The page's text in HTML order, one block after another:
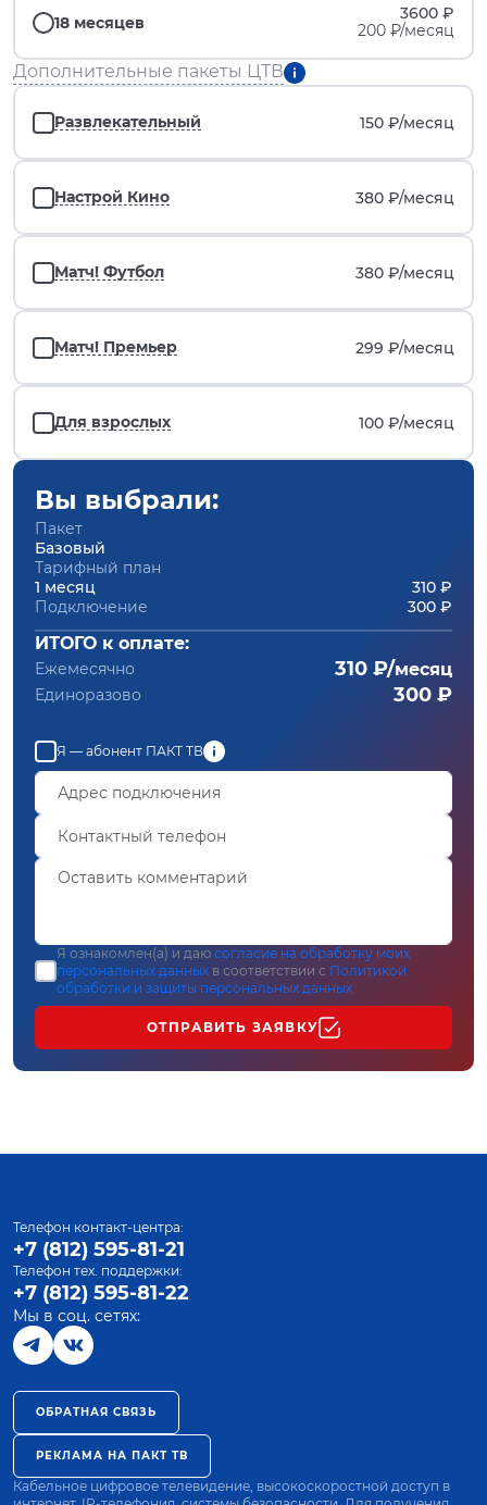
18 месяцев
3600 ₽
200 ₽/месяц
Дополнительные пакеты ЦТВ
Развлекательный 150 ₽/месяц
Настрой Кино 380 ₽/месяц
Матч! Футбол 380 ₽/месяц
Матч! Премьер 299 ₽/месяц
Для взрослых 100 ₽/месяц
Вы выбрали:
Пакет
Базовый
Тарифный план
1 месяц
310 ₽
Подключение
300 ₽
ИТОГО к оплате:
Ежемесячно 310 ₽/месяц
Единоразово 300 ₽
Я — абонент ПАКТ ТВ
Я ознакомлен(а) и даю согласие на обработку моих
персональных данных в соответствии с Политикой
обработки и защиты персональных данных
ОТПРАВИТЬ ЗАЯВКУ
Телефон контакт-центра:
+7 (812) 595-81-21
Телефон тех. поддержки:
+7 (812) 595-81-22
Мы в соц. сетях:
ОБРАТНАЯ СВЯЗЬ
РЕКЛАМА НА ПАКТ ТВ
Кабельное цифровое телевидение, высокоскоростной доступ в